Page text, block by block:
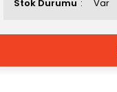
Stok Durumu Var